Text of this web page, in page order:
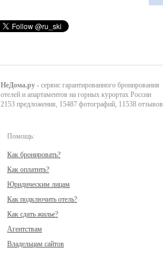
НеДома.ру - сервис гарантированного бронирования
отелей и апартаментов на горных курортах России
2153 предложения, 15487 фотографий, 11538 отзывов
Помощь:
Как бронировать?
Как оплатить?
Юридическим лицам
Как подключить отель?
Как сдать жилье?
Агентствам
Владельцам сайтов